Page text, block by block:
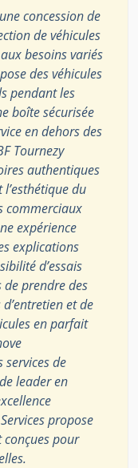
concession de
de véhicules
besoins variés
des véhicules
pendant les
boîte sécurisée
en dehors des
Tournezy
authentiques
du
commerciaux
expérience
explications
d’essais
prendre des
et de
en parfait
de
leader en
propose
pour